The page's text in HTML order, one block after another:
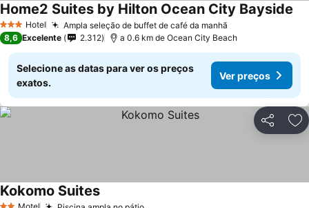
3 EstrelasHotel Ampla seleção de buffet de café da manhã
Home2 Suites by Hilton Ocean City Bayside
8,6 Excelente 2.312 a 0.6 km de Ocean City Beach
Selecione as datas para ver os preços
exatos.
Ver preços
Partilhar
Motel
Kokomo SuitesVer preços